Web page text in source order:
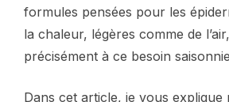
formules pensées pour les
la chaleur, légères comme de
précisément à ce besoin
Dans cet article, je vous explique